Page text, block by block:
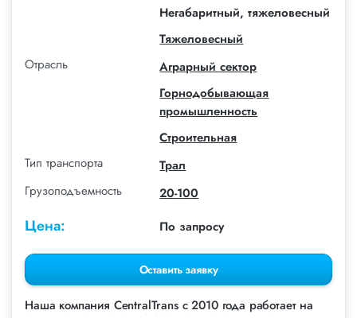
Негабаритный, тяжеловесный
Тяжеловесный
Отрасль
Аграрный сектор
Горнодобывающая
промышленность
Строительная
Тип транспорта
Трал
Грузоподъемность
20-100
Цена: По запросу
Оставить заявку
Наша компания СentralTrans с 2010 года работает на